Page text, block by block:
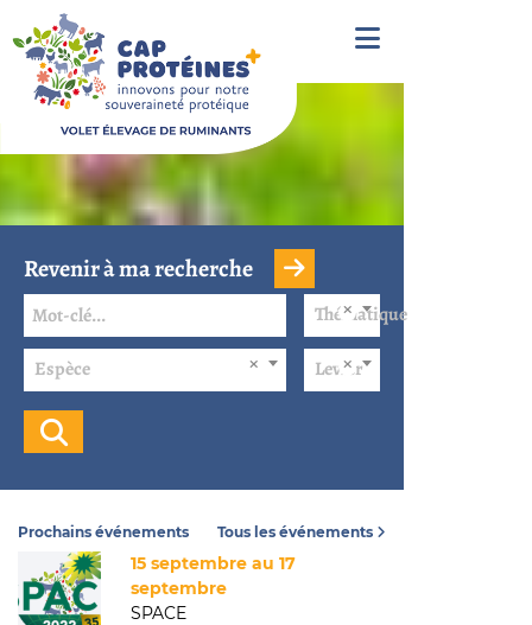
Revenir à ma recherche
Thématique
Espèce Levier
Prochains événements
15 septembre au 17
septembre
SPACE
Tous les événements